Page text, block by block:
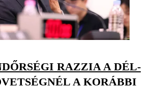
RAZZIA A DÉL-
A KORÁBBI